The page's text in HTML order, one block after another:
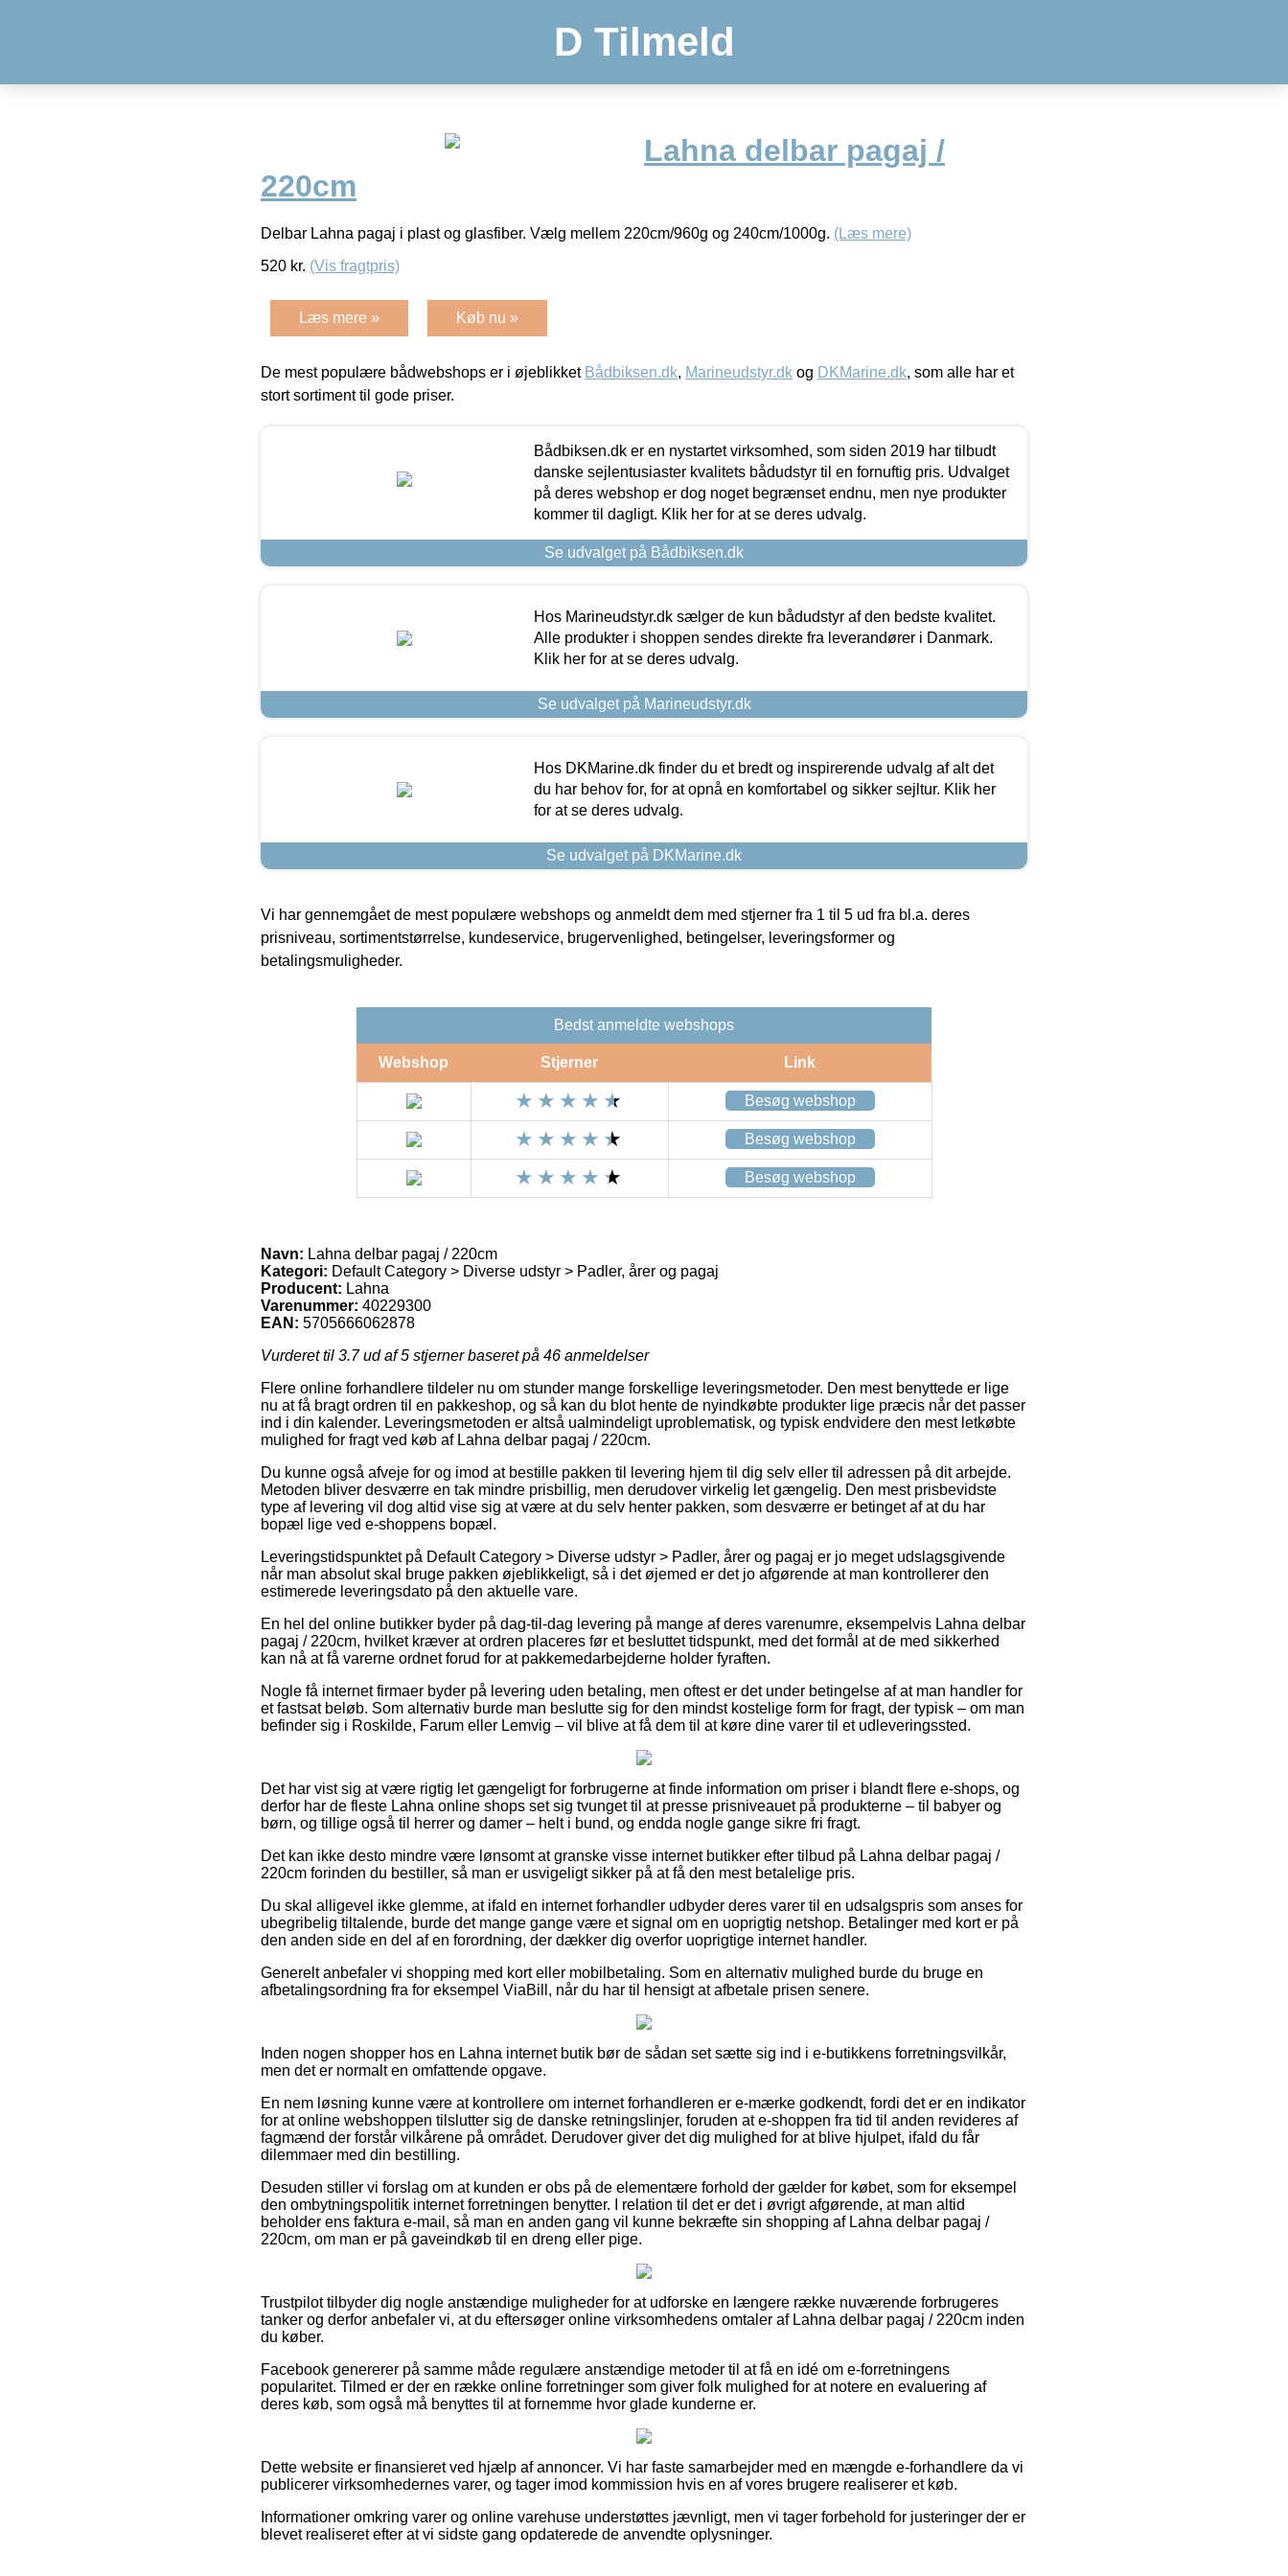
D Tilmeld
Lahna delbar pagaj /
220cm
Delbar Lahna pagaj i plast og glasfiber. Vælg mellem 220cm/960g og 240cm/1000g. (Læs mere)
520 kr. (Vis fragtpris)
Læs mere » Køb nu »
De mest populære bådwebshops er i øjeblikket Bådbiksen.dk, Marineudstyr.dk og DKMarine.dk, som alle har et
stort sortiment til gode priser.
Bådbiksen.dk er en nystartet virksomhed, som siden 2019 har tilbudt
danske sejlentusiaster kvalitets bådudstyr til en fornuftig pris. Udvalget
på deres webshop er dog noget begrænset endnu, men nye produkter
kommer til dagligt. Klik her for at se deres udvalg.
Se udvalget på Bådbiksen.dk
Hos Marineudstyr.dk sælger de kun bådudstyr af den bedste kvalitet.
Alle produkter i shoppen sendes direkte fra leverandører i Danmark.
Klik her for at se deres udvalg.
Se udvalget på Marineudstyr.dk
Hos DKMarine.dk finder du et bredt og inspirerende udvalg af alt det
du har behov for, for at opnå en komfortabel og sikker sejltur. Klik her
for at se deres udvalg.
Se udvalget på DKMarine.dk
Vi har gennemgået de mest populære webshops og anmeldt dem med stjerner fra 1 til 5 ud fra bl.a. deres
prisniveau, sortimentstørrelse, kundeservice, brugervenlighed, betingelser, leveringsformer og
betalingsmuligheder.
Bedst anmeldte webshops
Webshop Stjerner Link
Besøg webshop
Besøg webshop
Besøg webshop
Navn: Lahna delbar pagaj / 220cm
Kategori: Default Category > Diverse udstyr > Padler, årer og pagaj
Producent: Lahna
Varenummer: 40229300
EAN: 5705666062878
Vurderet til 3.7ud af 5 stjerner baseret på 46 anmeldelser
Flere online forhandlere tildeler nu om stunder mange forskellige leveringsmetoder. Den mest benyttede er lige
nu at få bragt ordren til en pakkeshop, og så kan du blot hente de nyindkøbte produkter lige præcis når det passer
ind i din kalender. Leveringsmetoden er altså ualmindeligt uproblematisk, og typisk endvidere den mest letkøbte
mulighed for fragt ved køb af Lahna delbar pagaj / 220cm.
Du kunne også afveje for og imod at bestille pakken til levering hjem til dig selv eller til adressen på dit arbejde.
Metoden bliver desværre en tak mindre prisbillig, men derudover virkelig let gængelig. Den mest prisbevidste
type af levering vil dog altid vise sig at være at du selv henter pakken, som desværre er betinget af at du har
bopæl lige ved e-shoppens bopæl.
Leveringstidspunktet på Default Category > Diverse udstyr > Padler, årer og pagaj er jo meget udslagsgivende
når man absolut skal bruge pakken øjeblikkeligt, så i det øjemed er det jo afgørende at man kontrollerer den
estimerede leveringsdato på den aktuelle vare.
En hel del online butikker byder på dag-til-dag levering på mange af deres varenumre, eksempelvis Lahna delbar
pagaj / 220cm, hvilket kræver at ordren placeres før et besluttet tidspunkt, med det formål at de med sikkerhed
kan nå at få varerne ordnet forud for at pakkemedarbejderne holder fyraften.
Nogle få internet firmaer byder på levering uden betaling, men oftest er det under betingelse af at man handler for
et fastsat beløb. Som alternativ burde man beslutte sig for den mindst kostelige form for fragt, der typisk – om man
befinder sig i Roskilde, Farum eller Lemvig – vil blive at få dem til at køre dine varer til et udleveringssted.
Det har vist sig at være rigtig let gængeligt for forbrugerne at finde information om priser i blandt flere e-shops, og
derfor har de fleste Lahna online shops set sig tvunget til at presse prisniveauet på produkterne – til babyer og
børn, og tillige også til herrer og damer – helt i bund, og endda nogle gange sikre fri fragt.
Det kan ikke desto mindre være lønsomt at granske visse internet butikker efter tilbud på Lahna delbar pagaj /
220cm forinden du bestiller, så man er usvigeligt sikker på at få den mest betalelige pris.
Du skal alligevel ikke glemme, at ifald en internet forhandler udbyder deres varer til en udsalgspris som anses for
ubegribelig tiltalende, burde det mange gange være et signal om en uoprigtig netshop. Betalinger med kort er på
den anden side en del af en forordning, der dækker dig overfor uoprigtige internet handler.
Generelt anbefaler vi shopping med kort eller mobilbetaling. Som en alternativ mulighed burde du bruge en
afbetalingsordning fra for eksempel ViaBill, når du har til hensigt at afbetale prisen senere.
Inden nogen shopper hos en Lahna internet butik bør de sådan set sætte sig ind i e-butikkens forretningsvilkår,
men det er normalt en omfattende opgave.
En nem løsning kunne være at kontrollere om internet forhandleren er e-mærke godkendt, fordi det er en indikator
for at online webshoppen tilslutter sig de danske retningslinjer, foruden at e-shoppen fra tid til anden revideres af
fagmænd der forstår vilkårene på området. Derudover giver det dig mulighed for at blive hjulpet, ifald du får
dilemmaer med din bestilling.
Desuden stiller vi forslag om at kunden er obs på de elementære forhold der gælder for købet, som for eksempel
den ombytningspolitik internet forretningen benytter. I relation til det er det i øvrigt afgørende, at man altid
beholder ens faktura e-mail, så man en anden gang vil kunne bekræfte sin shopping af Lahna delbar pagaj /
220cm, om man er på gaveindkøb til en dreng eller pige.
Trustpilot tilbyder dig nogle anstændige muligheder for at udforske en længere række nuværende forbrugeres
tanker og derfor anbefaler vi, at du eftersøger online virksomhedens omtaler af Lahna delbar pagaj / 220cm inden
du køber.
Facebook genererer på samme måde regulære anstændige metoder til at få en idé om e-forretningens
popularitet. Tilmed er der en række online forretninger som giver folk mulighed for at notere en evaluering af
deres køb, som også må benyttes til at fornemme hvor glade kunderne er.
Dette website er finansieret ved hjælp af annoncer. Vi har faste samarbejder med en mængde e-forhandlere da vi
publicerer virksomhedernes varer, og tager imod kommission hvis en af vores brugere realiserer et køb.
Informationer omkring varer og online varehuse understøttes jævnligt, men vi tager forbehold for justeringer der er
blevet realiseret efter at vi sidste gang opdaterede de anvendte oplysninger.